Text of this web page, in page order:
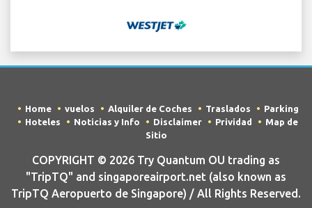
Home vuelos Alquiler de Coches Traslados
Parking
Hoteles
Noticias y Info Disclaimer Prividad
Map de
Sitio
COPYRIGHT © 2026 Try Quantum OU trading as
"TripTQ" and singaporeairport.net (also known as
TripTQ Aeropuerto de Singapore) / All Rights Reserved.